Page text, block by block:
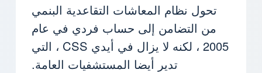
تحول نظام المعاشات التقاعدية البنمي
من التضامن إلى حساب فردي في عام
2005 ، لكنه لا يزال في أيدي CSS ، التي
تدير أيضا المستشفيات العامة.